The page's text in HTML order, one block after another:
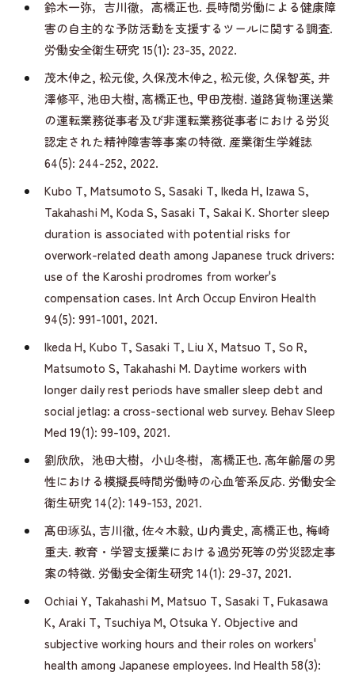
鈴木一弥，吉川徹，高橋正也. 長時間労働による健康障
害の自主的な予防活動を支援するツールに関する調査.
労働安全衛生研究 15(1): 23-35, 2022.
茂木伸之, 松元俊, 久保茂木伸之, 松元俊, 久保智英, 井
澤修平, 池田大樹, 高橋正也, 甲田茂樹. 道路貨物運送業
の運転業務従事者及び非運転業務従事者における労災
認定された精神障害等事案の特徴. 産業衛生学雑誌
64(5): 244-252, 2022.
Kubo T, Matsumoto S, Sasaki T, Ikeda H, Izawa S,
Takahashi M, Koda S, Sasaki T, Sakai K. Shorter sleep
duration is associated with potential risks for
overwork-related death among Japanese truck drivers:
use of the Karoshi prodromes from worker's
compensation cases. Int Arch Occup Environ Health
94(5): 991-1001, 2021.
Ikeda H, Kubo T, Sasaki T, Liu X, Matsuo T, So R,
Matsumoto S, Takahashi M. Daytime workers with
longer daily rest periods have smaller sleep debt and
social jetlag: a cross-sectional web survey. Behav Sleep
Med 19(1): 99-109, 2021.
劉欣欣，池田大樹，小山冬樹，高橋正也. 高年齢層の男
性における模擬長時間労働時の心血管系反応. 労働安全
衛生研究 14(2): 149-153, 2021.
髙田琢弘, 吉川徹, 佐々木毅, 山内貴史, 高橋正也, 梅崎
重夫. 教育・学習支援業における過労死等の労災認定事
案の特徴. 労働安全衛生研究 14(1): 29-37, 2021.
Ochiai Y, Takahashi M, Matsuo T, Sasaki T, Fukasawa
K, Araki T, Tsuchiya M, Otsuka Y. Objective and
subjective working hours and their roles on workers'
health among Japanese employees. Ind Health 58(3):